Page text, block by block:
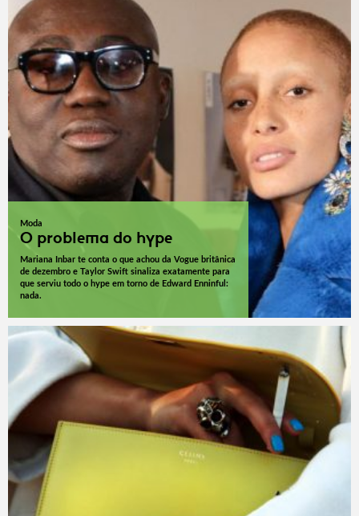
Moda
O problema do hype
Mariana Inbar te conta o que achou da Vogue britânica
de dezembro e Taylor Swift sinaliza exatamente para
que serviu todo o hype em torno de Edward Enninful:
nada.